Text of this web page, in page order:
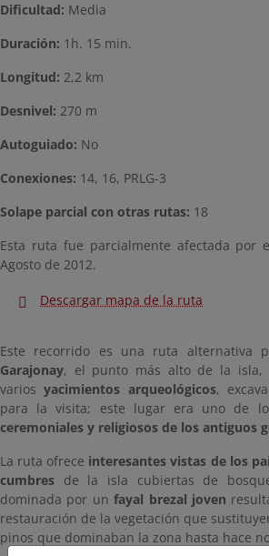
Dificultad: Media
Duración: 1h. 15 min.
Longitud: 2,2 km
Desnivel: 270 m
Autoguiado: No
Conexiones: 14, 16, PRLG-3
Solape parcial con otras rutas: 18
Esta ruta fue parcialmente afectada por
Agosto de 2012.
Descargar mapa de la ruta
Este recorrido es una ruta alternativa
Garajonay, el punto más alto de la isla,
variosyacimientos arqueológicos,
para la visita; este lugar era uno de
ceremoniales y religiosos de los antiguos
La ruta ofrece interesantes vistas de los
cumbres de la isla cubiertas de
dominada por unfayal brezal joven
restauración de la vegetación que
pinos que dominaban la zona hasta hace